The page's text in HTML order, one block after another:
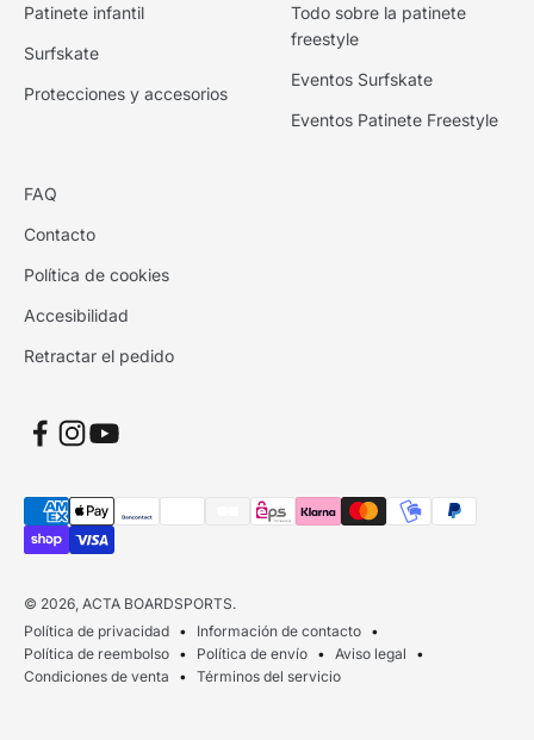
Patinete infantil
Surfskate
Protecciones y accesorios
Todo sobre la patinete
freestyle
Eventos Surfskate
Eventos Patinete Freestyle
FAQ
Contacto
Política de cookies
Accesibilidad
Retractar el pedido
© 2026, ACTA BOARDSPORTS.
Política de privacidad
Información de contacto
Política de reembolso
Política de envío
Aviso legal
Condiciones de venta
Términos del servicio